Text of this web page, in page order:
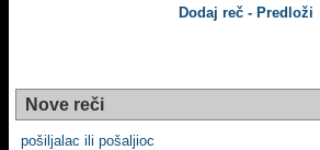
Dodaj reč - Predloži
Nove reči
pošiljalac ili pošaljioc